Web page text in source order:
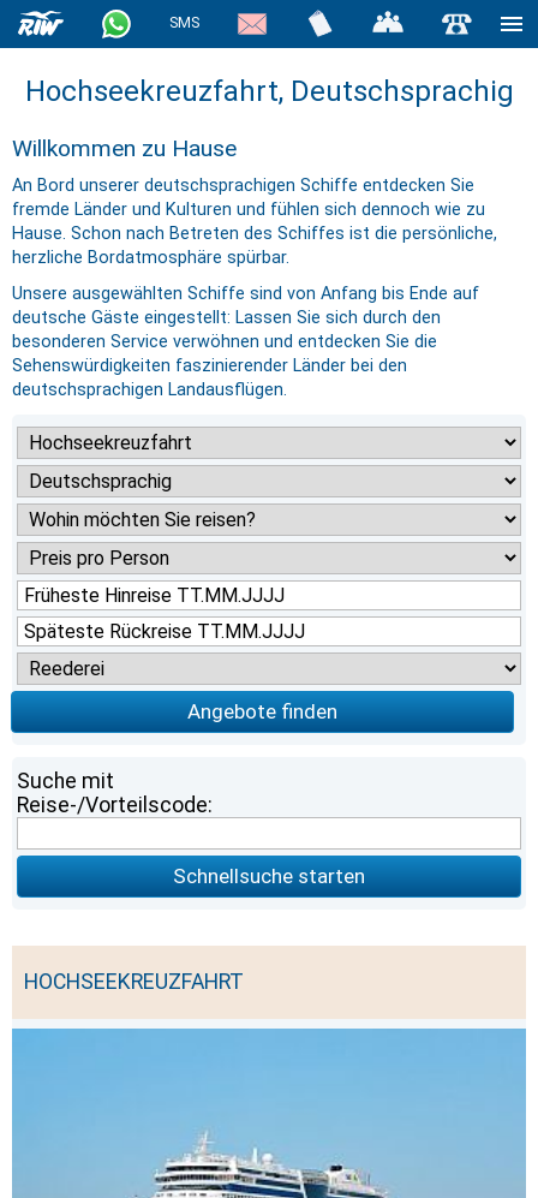
SMS
Hochseekreuzfahrt, Deutschsprachig
Willkommen zu Hause
An Bord unserer deutschsprachigen Schiffe entdecken Sie
fremde Länder und Kulturen und fühlen sich dennoch wie zu
Hause. Schon nach Betreten des Schiffes ist die persönliche,
herzliche Bordatmosphäre spürbar.
Unsere ausgewählten Schiffe sind von Anfang bis Ende auf
deutsche Gäste eingestellt: Lassen Sie sich durch den
besonderen Service verwöhnen und entdecken Sie die
Sehenswürdigkeiten faszinierender Länder bei den
deutschsprachigen Landausflügen.
Angebote finden
Suche mit
Reise-/Vorteilscode:
Schnellsuche starten
HOCHSEEKREUZFAHRT